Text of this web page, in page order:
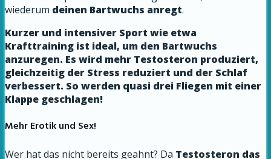
wiederum deinen Bartwuchs anregt.
Kurzer und intensiver Sport wie etwa
Krafttraining ist ideal, um den Bartwuchs
anzuregen. Es wird mehr Testosteron produziert,
gleichzeitig der Stress reduziert und der Schlaf
verbessert. So werden quasi drei Fliegen mit einer
Klappe geschlagen!
Mehr Erotik und Sex!
Wer hat das nicht bereits geahnt? Da Testosteron das